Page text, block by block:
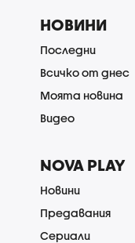
НОВИНИ
Последни
Всичко от днес
Моята новина
Видео
NOVA PLAY
Новини
Предавания
Сериали